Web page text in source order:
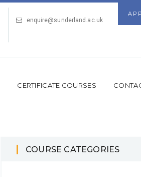
enquire@sunderland.ac.uk
CERTIFICATE COURSES
COURSE CATEGORIES